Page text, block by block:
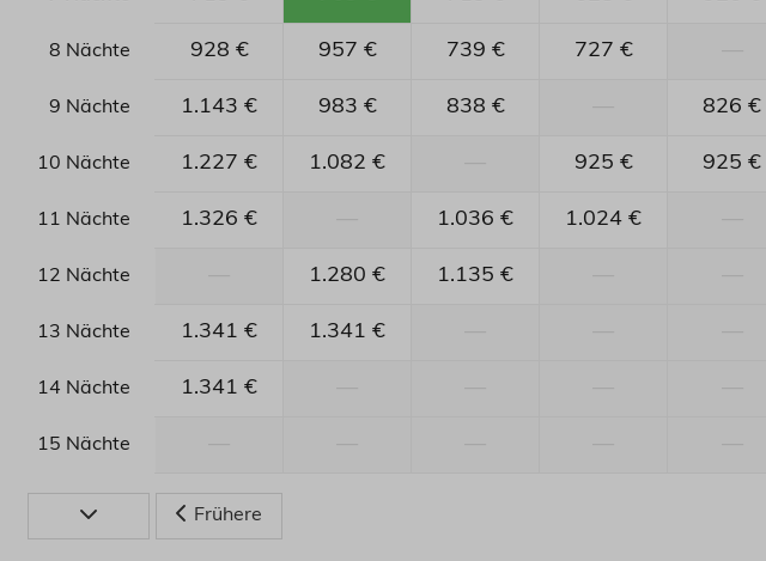
8 Nächte 928 € 957 € 739 € 727 €
9 Nächte 1.143 € 983 € 838 € 826 €
10 Nächte 1.227 € 1.082 € 925 € 925 €
11 Nächte 1.326 € 1.036 € 1.024 €
12 Nächte 1.280 € 1.135 €
13 Nächte 1.341 € 1.341 €
14 Nächte 1.341 €
15 Nächte
Frühere